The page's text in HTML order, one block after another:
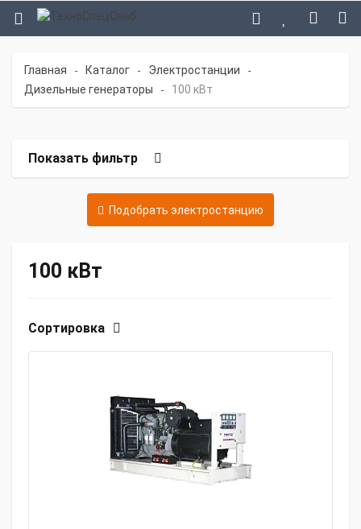
Главная - Каталог - Электростанции -
Дизельные генераторы - 100 кВт
Показать фильтр
Подобрать электростанцию
100 кВт
Сортировка